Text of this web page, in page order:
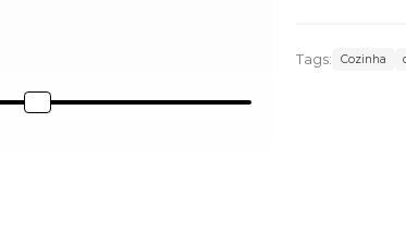
Tags: Cozinha